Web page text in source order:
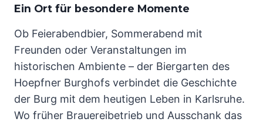
Ein Ort für besondere Momente
Ob Feierabendbier, Sommerabend mit
Freunden oder Veranstaltungen im
historischen Ambiente – der Biergarten des
Hoepfner Burghofs verbindet die Geschichte
der Burg mit dem heutigen Leben in Karlsruhe.
Wo früher Brauereibetrieb und Ausschank das